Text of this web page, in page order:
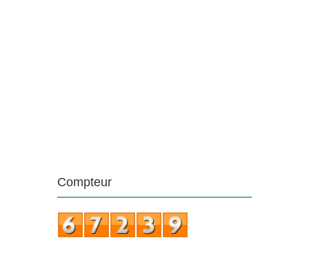
Compteur